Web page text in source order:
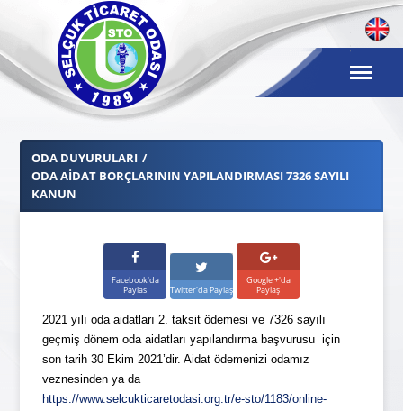
ODA DUYURULARI
ODA AİDAT BORÇLARININ YAPILANDIRMASI 7326 SAYILI
KANUN
Facebook'da
Paylas
Twitter'da Paylaş
Google +'da
Paylaş
2021 yılı oda aidatları 2. taksit ödemesi ve 7326 sayılı
geçmiş dönem oda aidatları yapılandırma başvurusu için
son tarih 30 Ekim 2021’dir. Aidat ödemenizi odamız
veznesinden ya da
https://www.selcukticaretodasi.org.tr/e-sto/1183/online-